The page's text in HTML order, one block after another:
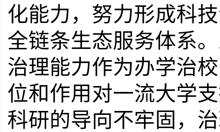
化能力，努力形成科
全链条生态服务体系。
治理能力作为办学治
位和作用对一流大学
科研的导向不牢固，